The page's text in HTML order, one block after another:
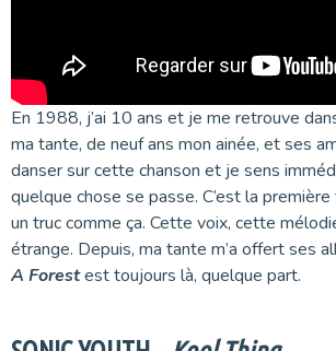
En 1988, j’ai 10 ans et je me retrouve
ma tante, de neuf ans mon ainée, et ses
danser sur cette chanson et je sens
quelque chose se passe. C’est la première
un truc comme ça. Cette voix, cette
étrange. Depuis, ma tante m’a offert ses
A Forestest toujours là, quelque part.